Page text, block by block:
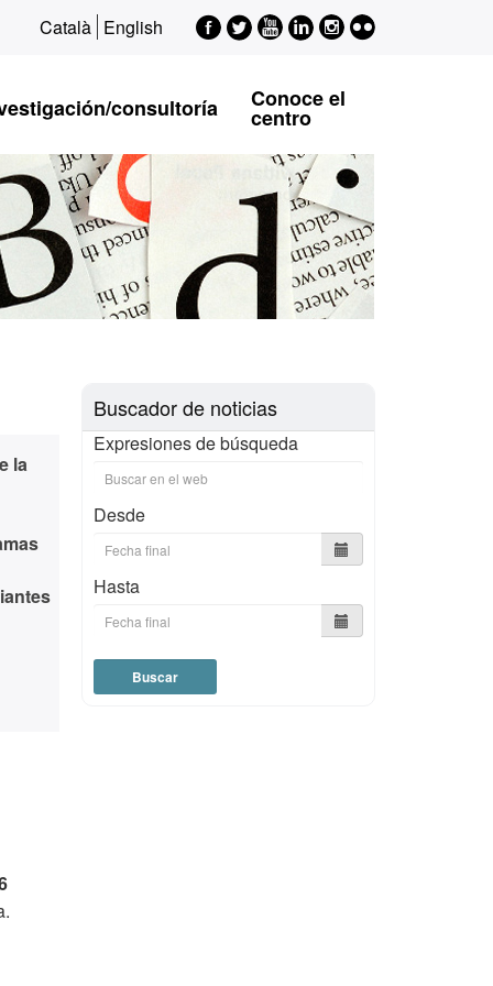
Català English Facebook
EPSI
Twitter
EPSI
Youtube
EPSI
LinkedIn
EPSI
Instagram
EPSI
Flickr
consultoría Conoce el
centro
la
Buscador de noticias
Expresiones de búsqueda
Desde
Hasta
Buscar